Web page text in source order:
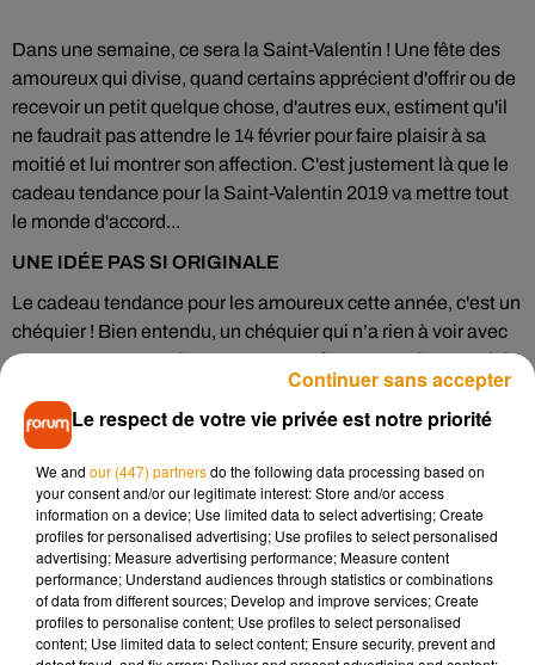
Dans une semaine, ce sera la Saint-Valentin ! Une fête des
amoureux qui divise, quand certains apprécient d'offrir ou de
recevoir un petit quelque chose, d'autres eux, estiment qu'il
ne faudrait pas attendre le 14 février pour faire plaisir à sa
moitié et lui montrer son affection. C'est justement là que le
cadeau tendance pour la Saint-Valentin 2019 va mettre tout
le monde d'accord...
UNE IDÉE PAS SI ORIGINALE
Le cadeau tendance pour les amoureux cette année, c'est un
chéquier ! Bien entendu, un chéquier qui n’a rien à voir avec
ceux qu’on peut avoir pour payer ses factures, puisque celui-
ci est rempli de bons ! Vous savez, les fameux bons qu’on
offre pour proposer de faire une tâche à la place de quelqu'un
d’autre…
Exit les "faire la vaisselle à ta place", dans ce carnet de bons,
il n'y a que des actions adorables comme “ne pas s’endormir
fâchés”, “soirée film & plaid”, “instant coquin”. Un petit
cadeau idéal pour faire durer la Saint-Valentin le plus
longtemps possible !
Le respect de votre vie privée est notre priorité
We and our (447) partnersdo the following data processing based on
your consent and/or our legitimate interest: Store and/or access
information on a device; Use limited data to select advertising; Create
profiles for personalised advertising; Use profiles to select personalised
advertising; Measure advertising performance; Measure content
performance; Understand audiences through statistics or combinations
of data from different sources; Develop and improve services; Create
profiles to personalise content; Use profiles to select personalised
content; Use limited data to select content; Ensure security, prevent and
Continuer sans accepter